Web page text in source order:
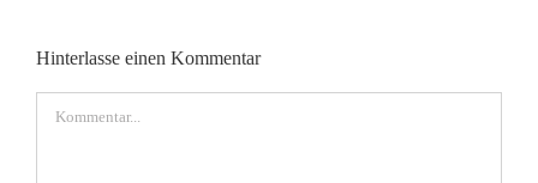
Hinterlasse einen Kommentar